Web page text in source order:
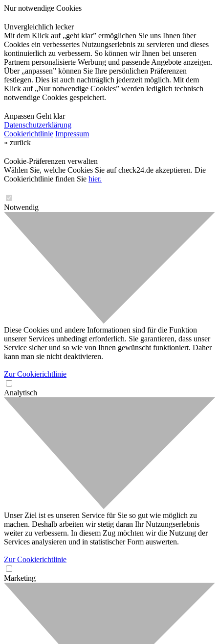
Nur notwendige Cookies
Unvergleichlich lecker
Mit dem Klick auf „geht klar” ermöglichen Sie uns Ihnen über
Cookies ein verbessertes Nutzungserlebnis zu servieren und dieses
kontinuierlich zu verbessern. So können wir Ihnen bei unseren
Partnern personalisierte Werbung und passende Angebote anzeigen.
Über „anpassen” können Sie Ihre persönlichen Präferenzen
festlegen. Dies ist auch nachträglich jederzeit möglich. Mit dem
Klick auf „Nur notwendige Cookies” werden lediglich technisch
notwendige Cookies gespeichert.
Anpassen Geht klar
Datenschutzerklärung
Cookierichtlinie Impressum
« zurück
Cookie-Präferenzen verwalten
Wählen Sie, welche Cookies Sie auf check24.de akzeptieren. Die
Cookierichtlinie finden Sie hier.
Notwendig
Diese Cookies und andere Informationen sind für die Funktion
unserer Services unbedingt erforderlich. Sie garantieren, dass unser
Service sicher und so wie von Ihnen gewünscht funktioniert. Daher
kann man sie nicht deaktivieren.
Zur Cookierichtlinie
Analytisch
Unser Ziel ist es unseren Service für Sie so gut wie möglich zu
machen. Deshalb arbeiten wir stetig daran Ihr Nutzungserlebnis
weiter zu verbessern. In diesem Zug möchten wir die Nutzung der
Services analysieren und in statistischer Form auswerten.
Zur Cookierichtlinie
Marketing